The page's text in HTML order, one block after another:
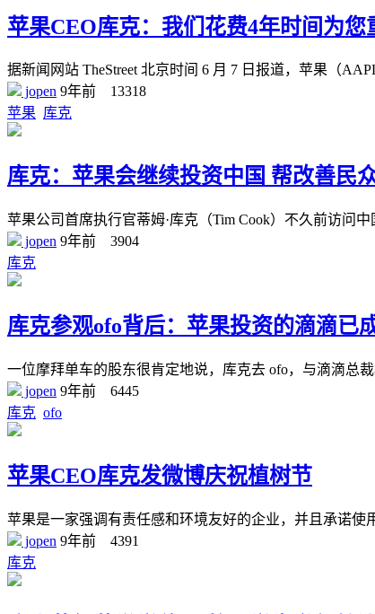
苹果CEO库克：我们花费4年时间为您
据新闻网站 TheStreet 北京时间 6 月 7 日报道，苹果（
jopen 9年前
13318
苹果 库克
库克：苹果会继续投资中国 帮改善民
苹果公司首席执行官蒂姆·库克（Tim Cook）不久前访问
jopen 9年前
3904
库克
库克参观ofo背后：苹果投资的滴滴已
一位摩拜单车的股东很肯定地说，库克去 ofo，与滴滴总
jopen 9年前
6445
库克 ofo
苹果CEO库克发微博庆祝植树节
苹果是一家强调有责任感和环境友好的企业，并且承诺使
jopen 9年前
4391
库克